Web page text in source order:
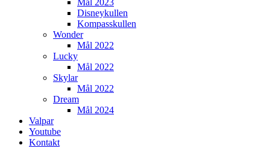
Mål 2023
Disneykullen
Kompasskullen
Wonder
Mål 2022
Lucky
Mål 2022
Skylar
Mål 2022
Dream
Mål 2024
Valpar
Youtube
Kontakt